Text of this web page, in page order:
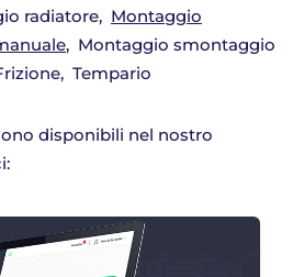
radiatore
Montaggio
Montaggio smontaggio
Tempario
disponibili nel nostro